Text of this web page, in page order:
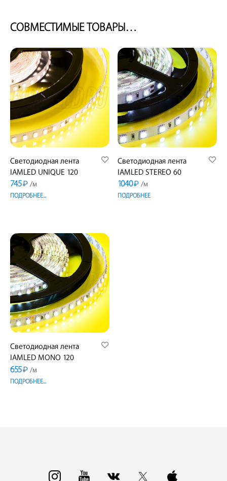
СОВМЕСТИМЫЕ ТОВАРЫ…
Светодиодная лента
IAMLED UNIQUE 120
745₽ /м
ПОДРОБНЕЕ...
Светодиодная лента
IAMLED STEREO 60
1040₽ /м
ПОДРОБНЕЕ
Светодиодная лента
IAMLED MONO 120
655₽ /м
ПОДРОБНЕЕ...